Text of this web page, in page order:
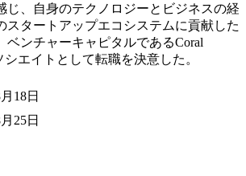
じ、自身のテクノロジーとビジネスの経
スタートアップエコシステムに貢献した
ベンチャーキャピタルであるCoral
エイトとして転職を決意した。
18日
25日